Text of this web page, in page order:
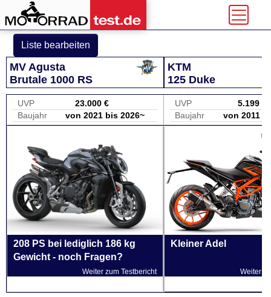
Liste bearbeiten
MV Agusta
Brutale 1000 RS
KTM
125 Duke
UVP
23.000 €
Baujahr
von 2021 bis 2026~
UVP
5.199 €
Baujahr
von 2011
208 PS bei lediglich 186 kg
Gewicht - noch Fragen?
Weiter zum Testbericht
Kleiner Adel
Weiter